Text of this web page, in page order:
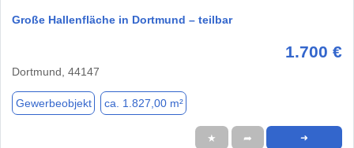
Große Hallenfläche in Dortmund – teilbar
1.700 €
Dortmund, 44147
Gewerbeobjekt ca. 1.827,00 m²
★ ➦ ➜